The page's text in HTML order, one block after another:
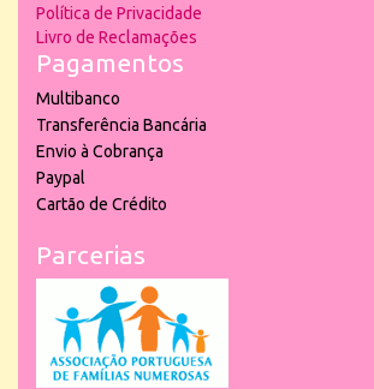
Política de Privacidade
Livro de Reclamações
Pagamentos
Multibanco
Transferência Bancária
Envio à Cobrança
Paypal
Cartão de Crédito
Parcerias